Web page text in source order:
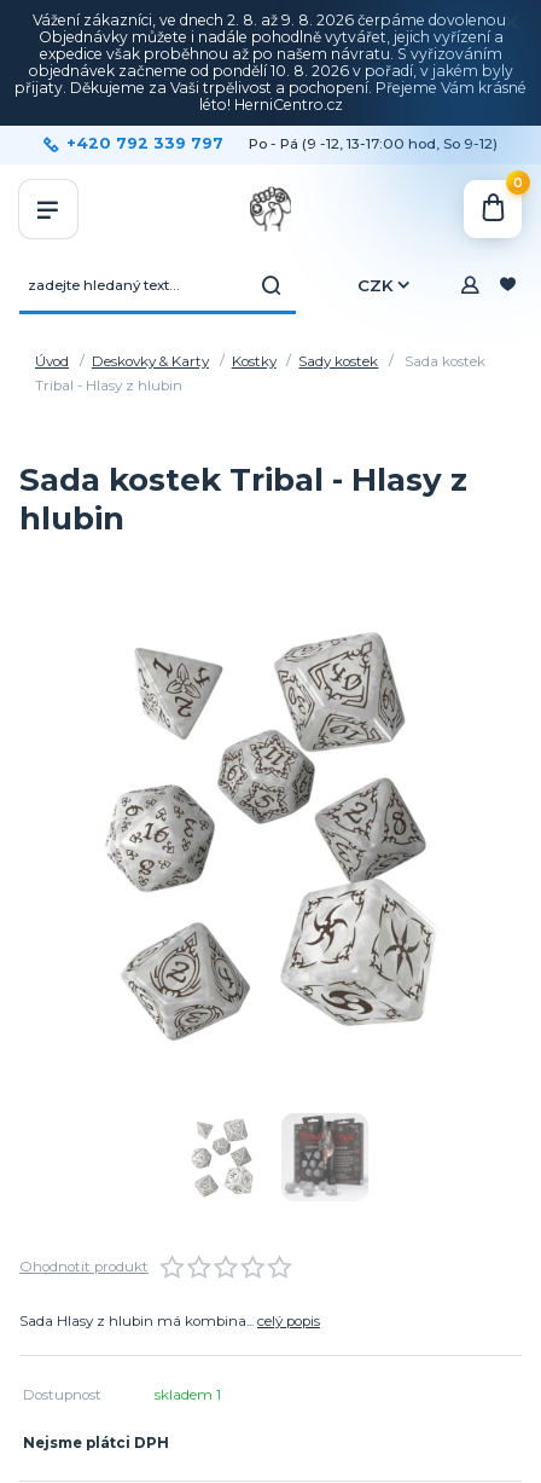
Vážení zákazníci, ve dnech 2. 8. až 9. 8. 2026 čerpáme dovolenou.
Objednávky můžete i nadále pohodlně vytvářet, jejich vyřízení a
expedice však proběhnou až po našem návratu. S vyřizováním
objednávek začneme od pondělí 10. 8. 2026 v pořadí, v jakém byly
přijaty. Děkujeme za Vaši trpělivost a pochopení. Přejeme Vám krásné
léto! HerniCentro.cz
CZK
+420 792 339 797 Po - Pá (9 -12, 13-17:00 hod, So 9-12)
0
Úvod Deskovky & Karty Kostky Sady kostek
Sada kostek
Tribal - Hlasy z hlubin
Sada kostek Tribal - Hlasy z
hlubin
Ohodnotit produkt
Sada Hlasy z hlubin má kombina... celý popis
Dostupnost skladem 1
Nejsme plátci DPH